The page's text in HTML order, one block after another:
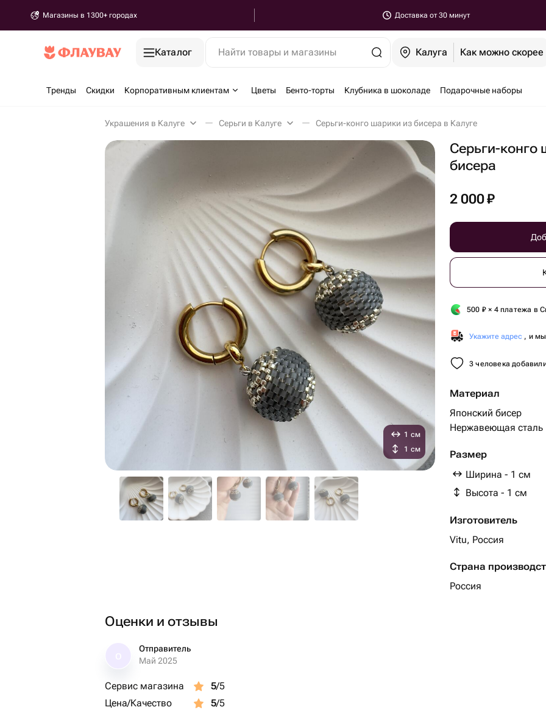
Магазины в 1300+ городах Доставка от 30 минут
Каталог Найти товары и магазины Калуга Как можно скорее
Тренды Скидки Корпоративным клиентам Цветы Бенто-торты Клубника в шоколаде Подарочные наборы
Украшения в Калуге Серьги в Калуге Серьги-конго шарики из бисера в Калуге
Серьги-конго
бисера
2 000₽
500 ₽ × 4 платежа в
Укажите адрес , и мы
3 человека
Материал
Японский бисер
Нержавеющая сталь
Размер
Ширина - 1 см
Высота - 1 см
Изготовитель
Vitu, Россия
Страна
Россия
1 см
1 см
Оценки и отзывы
Отправитель
Май 2025
Сервис магазина 5/5
Цена/Качество
5/5